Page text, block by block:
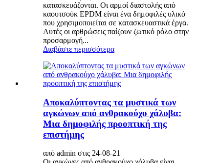
κατασκευάζονται. Οι αρμοί διαστολής από
καουτσούκ EPDM είναι ένα δημοφιλές υλικό
που χρησιμοποιείται σε κατασκευαστικά έργα.
Αυτές οι αρθρώσεις παίζουν ζωτικό ρόλο στην
προσαρμογή...
Διαβάστε περισσότερα
Αποκαλύπτοντας τα μυστικά των
αγκώνων από ανθρακούχο χάλυβα:
Μια δημοφιλής προοπτική της
επιστήμης
από admin στις 24-08-21